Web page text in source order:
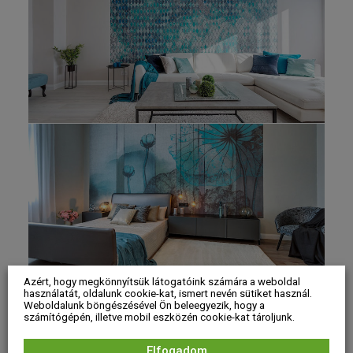
Azért, hogy megkönnyítsük látogatóink számára a weboldal
használatát, oldalunk cookie-kat, ismert nevén sütiket használ.
Weboldalunk böngészésével Ön beleegyezik, hogy a
számítógépén, illetve mobil eszközén cookie-kat tároljunk.